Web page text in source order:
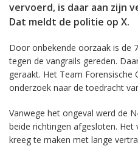
vervoerd, is daar aan zijn
Dat meldt de politie op X.
Door onbekende oorzaak is de
tegen de vangrails gereden.
geraakt. Het Team Forensische
onderzoek naar de toedracht
Vanwege het ongeval werd de
beide richtingen afgesloten. Het
kreeg te maken met lange